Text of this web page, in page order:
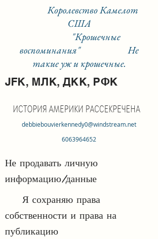
Королевство Камелот
США
"Крошечные
воспоминания"
Не
такие уж и крошечные.
JFK, МЛК, ДКК, РФК
ИСТОРИЯ АМЕРИКИ РАССЕКРЕЧЕНА
debbiebouvierkennedy0@windstream.net
6063964652
Не продавать личную
информацию/данные
Я сохраняю права
собственности и права на
публикацию